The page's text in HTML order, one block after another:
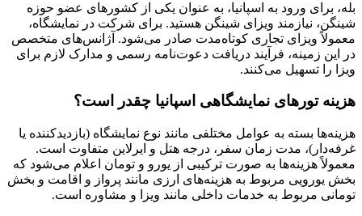
بله، برای ورود به اسپانیا، به عنوان یکی از کشورهای عضو حوزه
شینگن، نیازمند ویزای شینگن هستید. برای شرکت در نمایشگاه،
معمولاً ویزای تجاری کوتاه‌مدت صادر می‌شود. آژانس‌های متخصص
در این زمینه، فرآیند دریافت دعوت‌نامه رسمی و مدارک لازم برای
ویزا را تسهیل می‌کنند.
هزینه تورهای نمایشگاهی اسپانیا چقدر است؟
هزینه‌ها بسته به عوامل مختلفی مانند نوع نمایشگاه (بازدیدکننده یا
غرفه‌دار)، مدت زمان سفر، درجه هتل و ایرلاین متفاوت است.
معمولاً هزینه‌ها به صورت ترکیبی از یورو و تومان اعلام می‌شود که
بخش یورویی مربوط به هزینه‌های ارزی مانند پرواز و اقامت و بخش
تومانی مربوط به خدمات داخلی مانند ویزا و مشاوره است.